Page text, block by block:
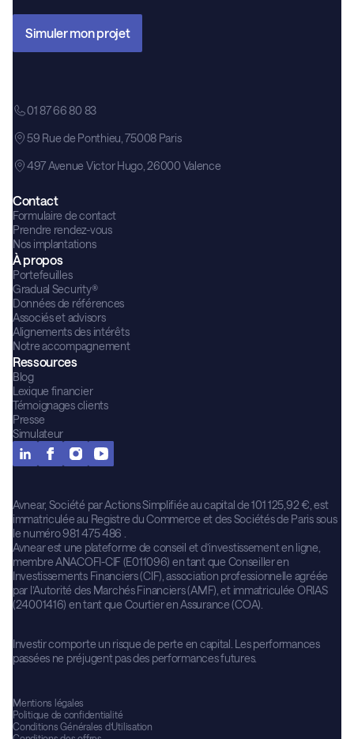
Simuler mon projet
01 87 66 80 83
59 Rue de Ponthieu, 75008 Paris
497 Avenue Victor Hugo, 26000 Valence
Contact
Formulaire de contact
Prendre rendez-vous
Nos implantations
À propos
Portefeuilles
Gradual Security®
Données de références
Associés et advisors
Alignements des intérêts
Notre accompagnement
Ressources
Blog
Lexique financier
Témoignages clients
Presse
Simulateur
Avnear, Société par Actions Simplifiée au capital de 101 125,92 €, est
immatriculée au Registre du Commerce et des Sociétés de Paris sous
le numéro 981 475 486 .
Avnear est une plateforme de conseil et d’investissement en ligne,
membre ANACOFI-CIF (E011096) en tant que Conseiller en
Investissements Financiers (CIF), association professionnelle agréée
par l’Autorité des Marchés Financiers (AMF), et immatriculée ORIAS
(24001416) en tant que Courtier en Assurance (COA).
Investir comporte un risque de perte en capital. Les performances
passées ne préjugent pas des performances futures.
Mentions légales
Politique de confidentialité
Conditions Générales d’Utilisation